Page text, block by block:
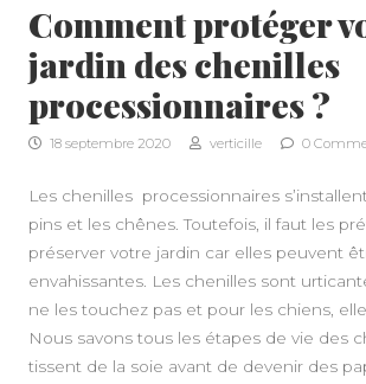
Comment protéger
jardin des chenilles
processionnaires ?
18 septembre 2020 verticille 0
Les chenilles processionnaires
pins et les chênes. Toutefois, il faut les
préserver votre jardin car elles peuvent
envahissantes. Les chenilles sont
ne les touchez pas et pour les chiens,
Nous savons tous les étapes de vie des
tissent de la soie avant de devenir des